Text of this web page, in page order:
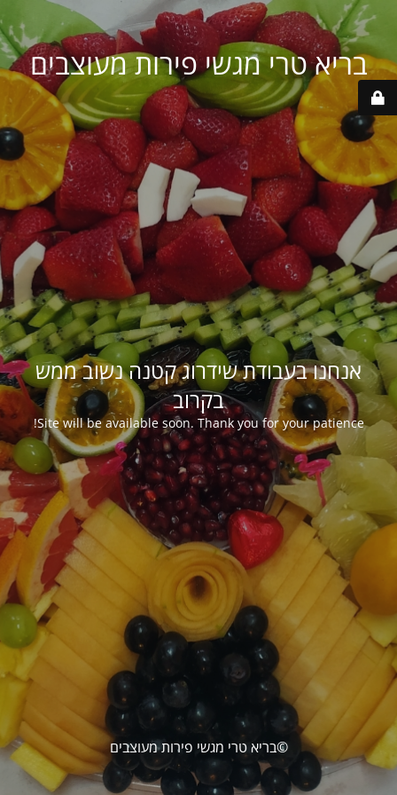
בריא טרי מגשי פירות מעוצבים
אנחנו בעבודת שידרוג קטנה נשוב ממש
בקרוב
Site will be available soon. Thank you for your patience!
©בריא טרי מגשי פירות מעוצבים